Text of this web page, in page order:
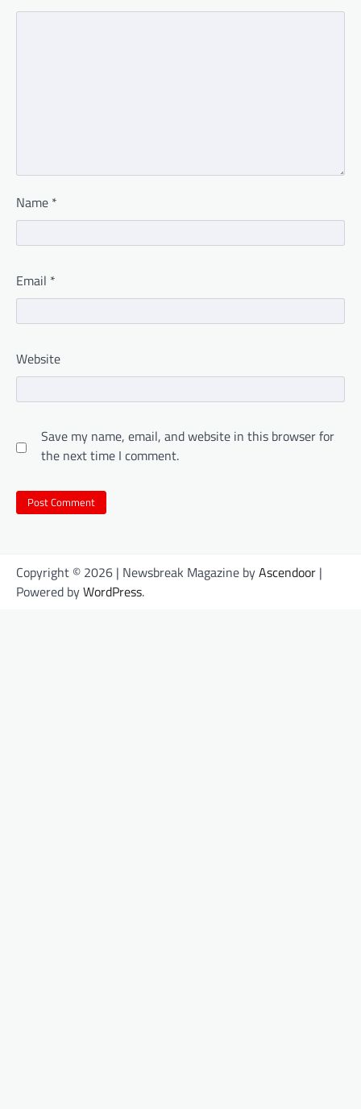
Name *
Email *
Website
Save my name, email, and website in this browser for
the next time I comment.
Copyright © 2026 | Newsbreak Magazine byAscendoor |
Powered byWordPress.